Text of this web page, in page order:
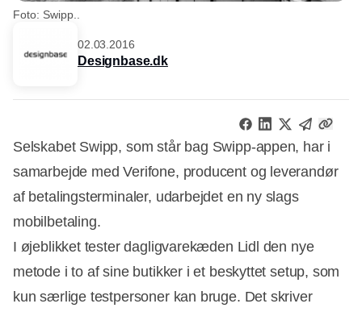
Foto: Swipp..
02.03.2016
Designbase.dk
Selskabet Swipp, som står bag Swipp-appen, har i
samarbejde med Verifone, producent og leverandør
af betalingsterminaler, udarbejdet en ny slags
mobilbetaling.
I øjeblikket tester dagligvarekæden Lidl den nye
metode i to af sine butikker i et beskyttet setup, som
kun særlige testpersoner kan bruge. Det skriver